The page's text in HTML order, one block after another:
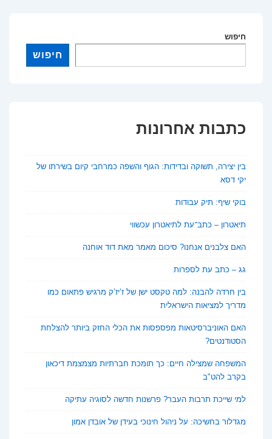
חינוכי
חיפוש
חיפוש
כתבות אחרונות
בין יצירה, תשוקה ובדידות: הגוף והשפה כמרחבי קיום בשירתו של
יקי דסא
בוקי שיף: תיק עבודות
תיאטרון – כתב־עת לתיאטרון עכשווי
האם צלבנים אנחנו? סיכום מאמר מאת דוד אוחנה
גג – כתב עת לספרות
בין חרדה להבנה: למה טקסט ישן של ז’יז’ק מרגיש פתאום כמו
מדריך למציאות הישראלית
האם האוניברסיטאות מפספסות את הכלי החזק ביותר להצלחת
הסטודנטים?
המשפחה שמצילה חיים: כך תומכת חברתיות מצמצמת דיכאון
בקרב להט"ב
למי שייכת תרבות העבר? פרשנות חדשה לסוגיה עתיקה
מגדלור בחשיכה: על ניהול חינוכי בעידן של אובדן אמון